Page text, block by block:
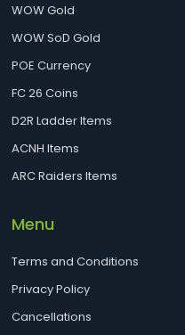
WOW Gold
WOW SoD Gold
POE Currency
FC 26 Coins
D2R Ladder Items
ACNH Items
ARC Raiders Items
Menu
Terms and Conditions
Privacy Policy
Cancellations